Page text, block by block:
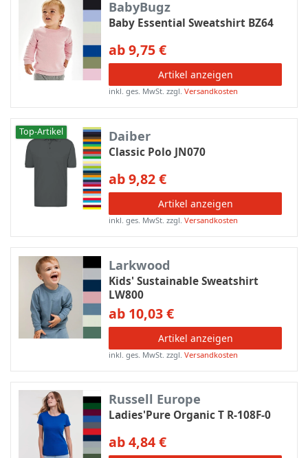
BabyBugz
Baby Essential Sweatshirt BZ64
ab 9,75 €
Artikel anzeigen
inkl. ges. MwSt. zzgl.Versandkosten
Top-Artikel Daiber
Classic Polo JN070
ab 9,82 €
Artikel anzeigen
inkl. ges. MwSt. zzgl.Versandkosten
Larkwood
Kids' Sustainable Sweatshirt
LW800
ab 10,03 €
Artikel anzeigen
inkl. ges. MwSt. zzgl.Versandkosten
Russell Europe
Ladies'Pure Organic T R-108F-0
ab 4,84 €